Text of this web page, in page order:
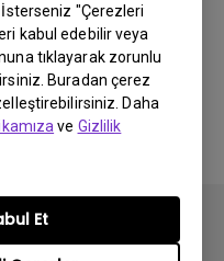
"Çerezleri
kabul edebilir veya
tıklayarak zorunlu
Buradan çerez
Daha
ve Gizlilik
Et